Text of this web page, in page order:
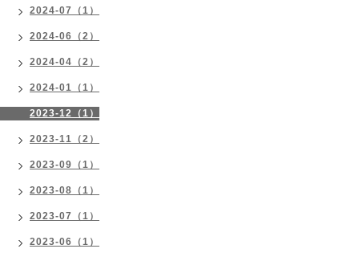
2024-07（1）
2024-06（2）
2024-04（2）
2024-01（1）
2023-12（1）
2023-11（2）
2023-09（1）
2023-08（1）
2023-07（1）
2023-06（1）